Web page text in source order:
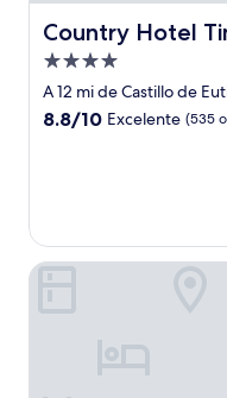
Country Hotel
Country Hotel
Propiedad
de
4.0
A 12 mi de Castillo de
8.8
8.8/10 Excelente (535
PLAZA Premium